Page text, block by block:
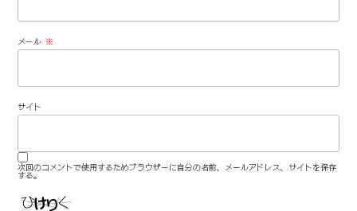
メール ※
サイト
次回のコメントで使用するためブラウザーに自分の名前、メールアドレス、サイトを保存
する。